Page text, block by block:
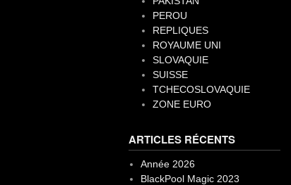
PEROU
REPLIQUES
ROYAUME UNI
SLOVAQUIE
SUISSE
TCHECOSLOVAQUIE
ZONE EURO
ARTICLES RÉCENTS
Année 2026
BlackPool Magic 2023